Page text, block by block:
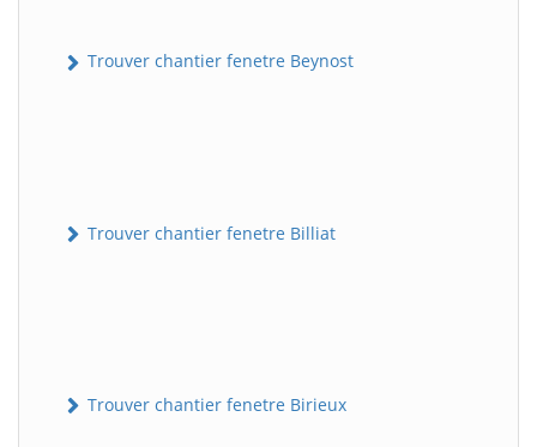
Trouver chantier fenetre Beynost
Trouver chantier fenetre Billiat
Trouver chantier fenetre Birieux